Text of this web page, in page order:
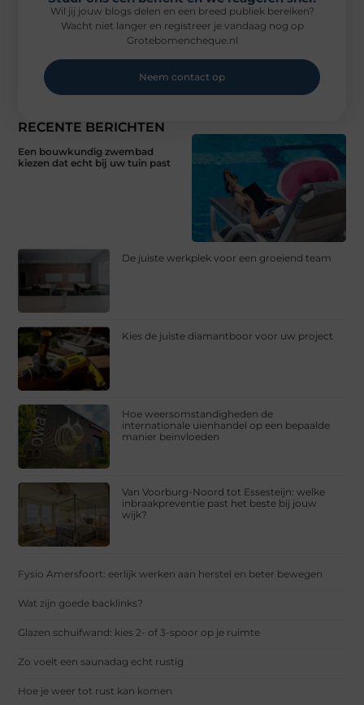
RECENTE BERICHTEN
Een bouwkundig zwembad
kiezen dat echt bij uw tuin past
De juiste werkplek voor een groeiend team
Kies de juiste diamantboor voor uw project
Hoe weersomstandigheden de
internationale uienhandel op een bepaalde
manier beïnvloeden
Van Voorburg-Noord tot Essesteijn: welke
inbraakpreventie past het beste bij jouw
wijk?
Fysio Amersfoort: eerlijk werken aan herstel en beter bewegen
Wat zijn goede backlinks?
Glazen schuifwand: kies 2- of 3-spoor op je ruimte
Zo voelt een saunadag echt rustig
Hoe je weer tot rust kan komen
Wil jij jouw blogs delen en een breed publiek bereiken?
Wacht niet langer en registreer je vandaag nog op
Grotebomencheque.nl
Neem contact op